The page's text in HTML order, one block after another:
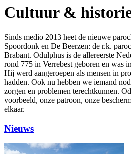
Cultuur &
Sinds medio 2013 heet de nieuwe
Spoordonk en De Beerzen: de r.k.
Brabant. Odulphus is de allereerste
rond 775 in Verrebest geboren en was
Hij werd aangeroepen als mensen in
hadden. Ook nu hebben we iemand
zorgen en problemen terechtkunnen.
voorbeeld, onze patroon, onze
elkaar.
Nieuws